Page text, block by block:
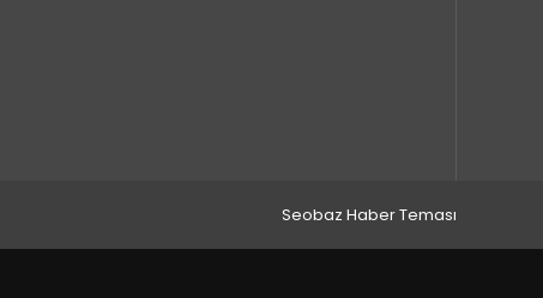
Seobaz Haber Teması